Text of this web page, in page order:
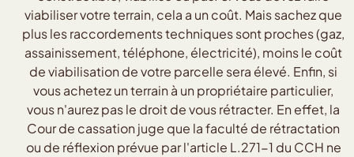
viabiliser votre terrain, cela a un coût. Mais sachez que
plus les raccordements techniques sont proches (gaz,
assainissement, téléphone, électricité), moins le coût
de viabilisation de votre parcelle sera élevé. Enfin, si
vous achetez un terrain à un propriétaire particulier,
vous n'aurez pas le droit de vous rétracter. En effet, la
Cour de cassation juge que la faculté de rétractation
ou de réflexion prévue par l'article L.271-1 du CCH ne